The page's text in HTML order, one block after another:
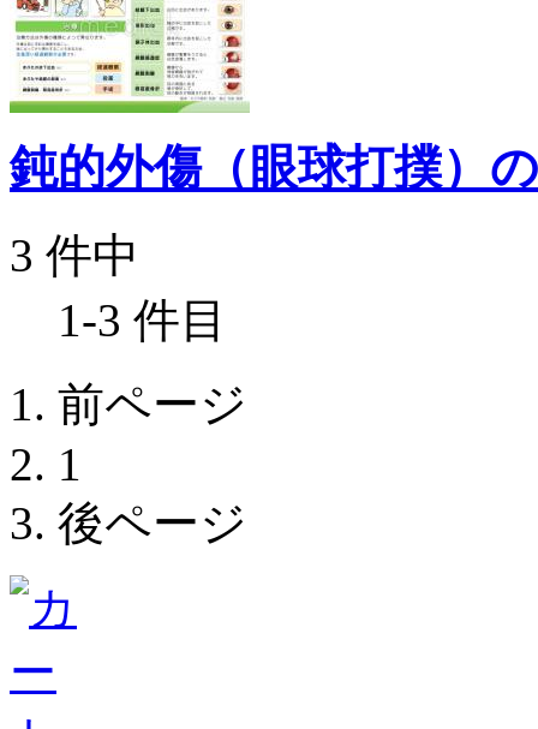
鈍的外傷（眼球打撲）
3 件中
1-3 件目
前ページ
1
後ページ